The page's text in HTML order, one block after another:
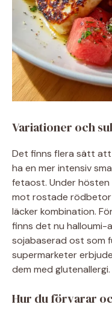
Variationer och
Det finns flera sätt
ha en mer intensiv
fetaost. Under
mot rostade rödbetor
läcker kombination.
finns det nu halloumi-
sojabaserad ost som
supermarketer
dem med glutenallergi.
Hur du förvarar